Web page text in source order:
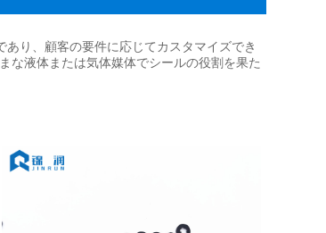
り、顧客の要件に応じてカスタマイズでき
な液体または気体媒体でシールの役割を果た